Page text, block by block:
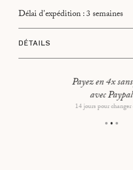
Délai d'expédition : 3 semaines
DÉTAILS
Hauteur : 47 cm
Type d’encadrement : Cadre en
Payez en 4x
avec Paypal
14 jours pour